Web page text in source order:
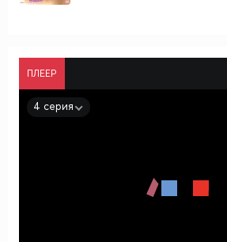
ПЛЕЕР
4 серия